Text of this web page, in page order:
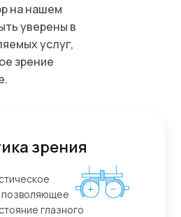
на нашем
уверены в
услуг,
зрение
зрения
позволяющее
глазного